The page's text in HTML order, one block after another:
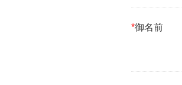
*御名前